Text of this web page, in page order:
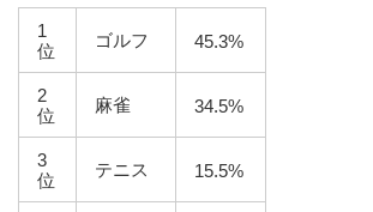
1
位
ゴルフ 45.3%
2
位
麻雀 34.5%
3
位
テニス 15.5%